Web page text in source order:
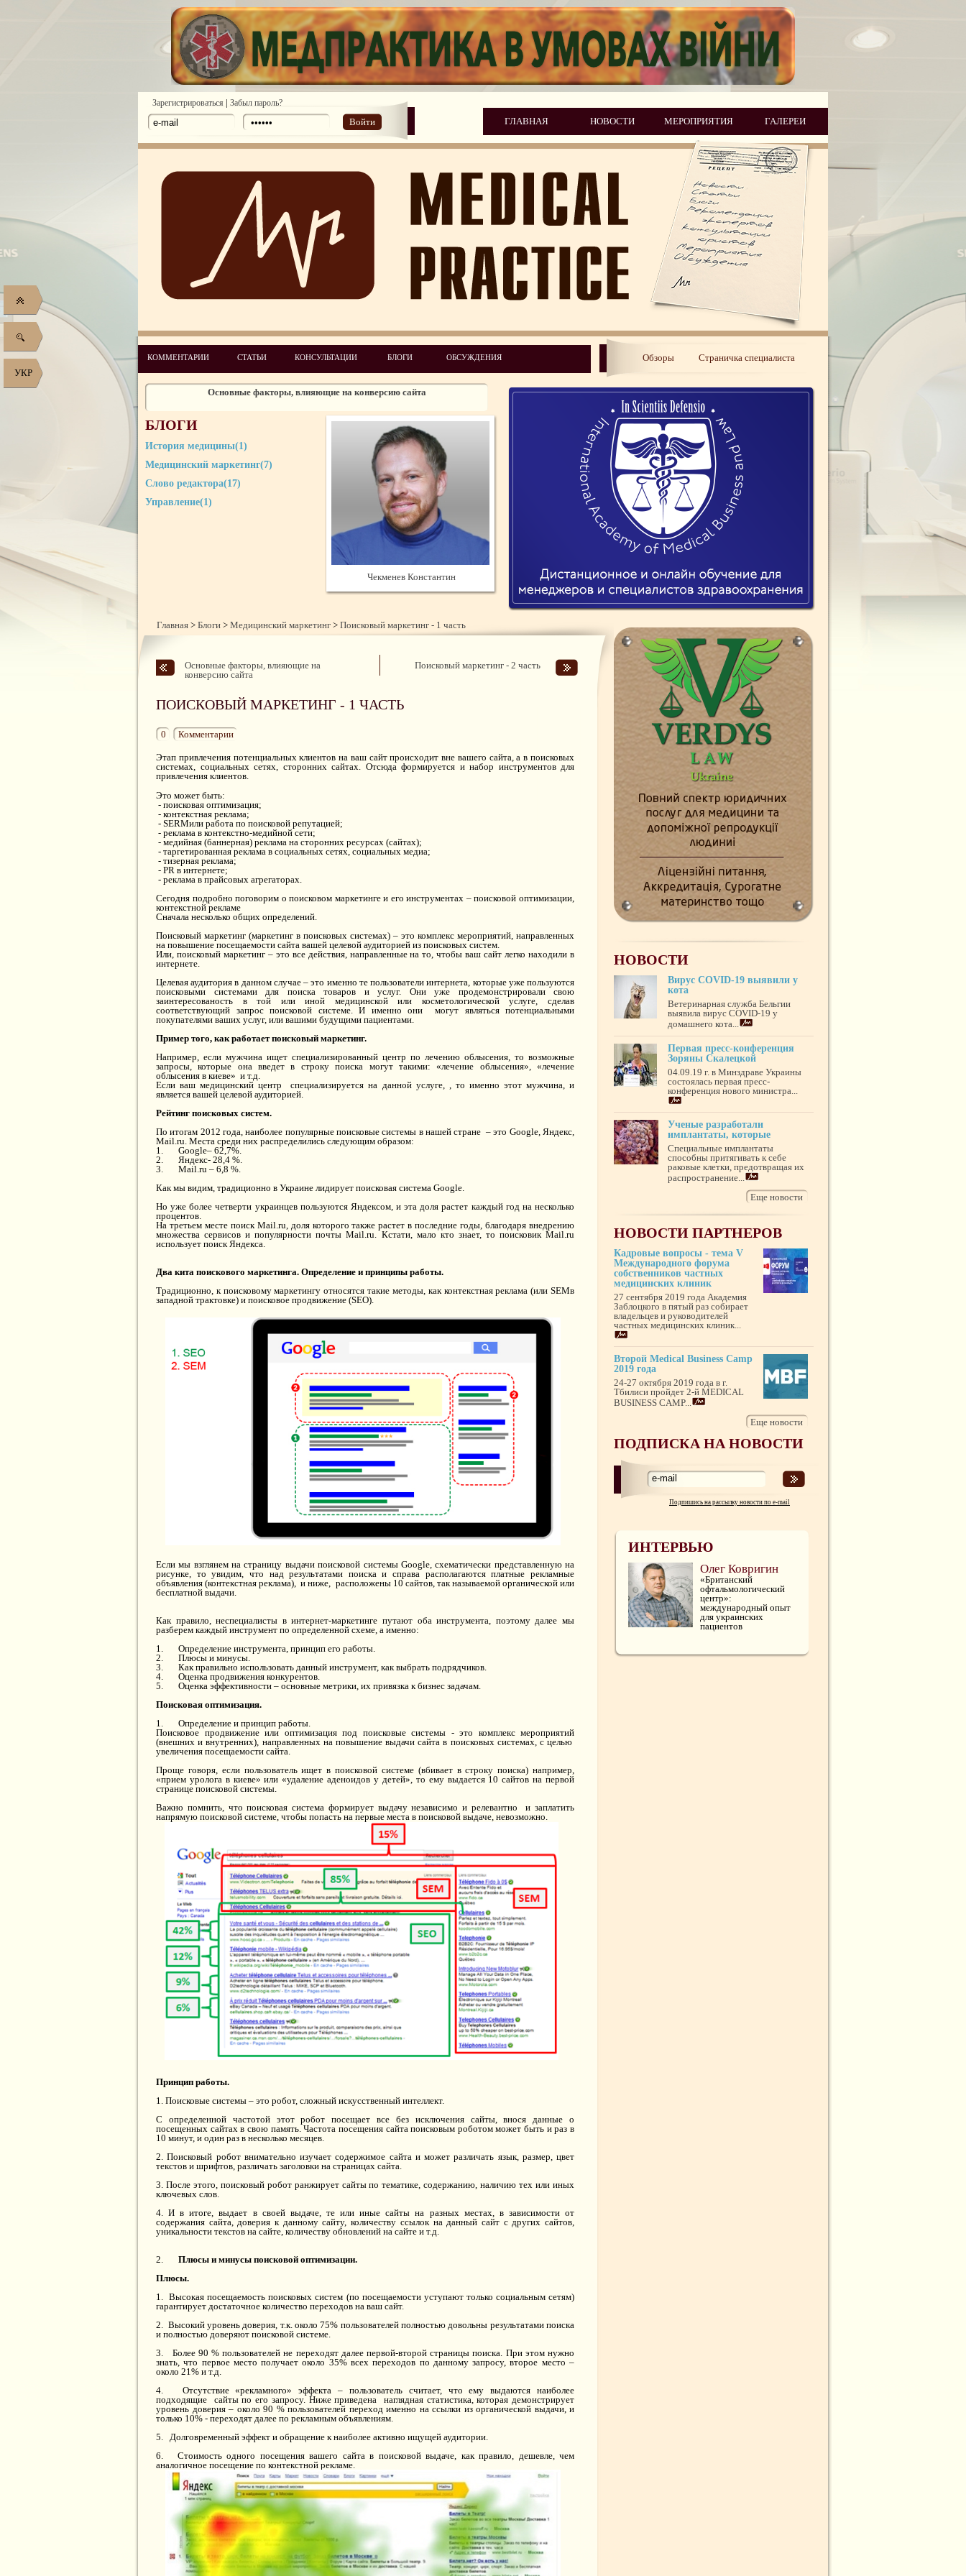
УКР
Зарегистрироваться | Забыл пароль?
Войти ГЛАВНАЯ НОВОСТИ МЕРОПРИЯТИЯ ГАЛЕРЕИ
КОММЕНТАРИИ СТАТЬИ КОНСУЛЬТАЦИИ БЛОГИ ОБСУЖДЕНИЯ Обзоры Страничка специалиста
Основные факторы, влияющие на конверсию сайта
Поисковый маркетинг - 2 часть
Разработка медицинского сайта: у кого заказывать, на что обратить внимание
Структура медицинского сайта, этап прототипирования и требования к главной
БЛОГИ
История медицины(1)
Медицинский маркетинг(7)
Слово редактора(17)
Управление(1)
Чекменев Константин
Главная > Блоги > Медицинский маркетинг > Поисковый маркетинг - 1 часть
Основные факторы, влияющие на
конверсию сайта
Поисковый маркетинг - 2 часть
ПОИСКОВЫЙ МАРКЕТИНГ - 1 ЧАСТЬ
0 Комментарии
Этап привлечения потенциальных клиентов на ваш сайт происходит вне вашего сайта, а в поисковых
системах, социальных сетях, сторонних сайтах. Отсюда формируется и набор инструментов для
привлечения клиентов.
Это может быть:
- поисковая оптимизация;
- контекстная реклама;
- SERMили работа по поисковой репутацией;
- реклама в контекстно-медийной сети;
- медийная (баннерная) реклама на сторонних ресурсах (сайтах);
- таргетированная реклама в социальных сетях, социальных медиа;
- тизерная реклама;
- PR в интернете;
- реклама в прайсовых агрегаторах.
Сегодня подробно поговорим о поисковом маркетинге и его инструментах – поисковой оптимизации,
контекстной рекламе
Сначала несколько общих определений.
Поисковый маркетинг (маркетинг в поисковых системах) – это комплекс мероприятий, направленных
на повышение посещаемости сайта вашей целевой аудиторией из поисковых систем.
Или, поисковый маркетинг – это все действия, направленные на то, чтобы ваш сайт легко находили в
интернете.
Целевая аудитория в данном случае – это именно те пользователи интернета, которые уже пользуются
поисковыми системами для поиска товаров и услуг. Они уже продемонстрировали свою
заинтересованость в той или иной медицинской или косметологической услуге, сделав
соответствующий запрос поисковой системе. И именно они могут являться потенциальными
покупателями ваших услуг, или вашими будущими пациентами.
Пример того, как работает поисковый маркетинг.
Например, если мужчина ищет специализированный центр по лечению облысения, то возможные
запросы, которые она введет в строку поиска могут такими: «лечение облысения», «лечение
облысения в киеве» и т.д.
Если ваш медицинский центр специализируется на данной услуге, , то именно этот мужчина, и
является вашей целевой аудиторией.
Рейтинг поисковых систем.
По итогам 2012 года, наиболее популярные поисковые системы в нашей стране – это Google, Яндекс,
Mail.ru. Места среди них распределились следующим образом:
1. Google– 62,7%.
2. Яндекс- 28,4 %.
3. Mail.ru – 6,8 %.
Как мы видим, традиционно в Украине лидирует поисковая система Google.
Но уже более четверти украинцев пользуются Яндексом, и эта доля растет каждый год на несколько
процентов.
На третьем месте поиск Mail.ru, доля которого также растет в последние годы, благодаря внедрению
множества сервисов и популярности почты Mail.ru. Кстати, мало кто знает, то поисковик Mail.ru
использует поиск Яндекса.
Два кита поискового маркетинга. Определение и принципы работы.
Традиционно, к поисковому маркетингу относятся такие методы, как контекстная реклама (или SEMв
западной трактовке) и поисковое продвижение (SEO).
Если мы взглянем на страницу выдачи поисковой системы Google, схематически представленную на
рисунке, то увидим, что над результатами поиска и справа располагаются платные рекламные
объявления (контекстная реклама), и ниже, расположены 10 сайтов, так называемой органической или
бесплатной выдачи.
Как правило, неспециалисты в интернет-маркетинге путают оба инструмента, поэтому далее мы
разберем каждый инструмент по определенной схеме, а именно:
1. Определение инструмента, принцип его работы.
2. Плюсы и минусы.
3. Как правильно использовать данный инструмент, как выбрать подрядчиков.
4. Оценка продвижения конкурентов.
5. Оценка эффективности – основные метрики, их привязка к бизнес задачам.
Поисковая оптимизация.
1. Определение и принцип работы.
Поисковое продвижение или оптимизация под поисковые системы - это комплекс мероприятий
(внешних и внутренних), направленных на повышение выдачи сайта в поисковых системах, с целью
увеличения посещаемости сайта.
Проще говоря, если пользователь ищет в поисковой системе (вбивает в строку поиска) например,
«прием уролога в киеве» или «удаление аденоидов у детей», то ему выдается 10 сайтов на первой
странице поисковой системы.
Важно помнить, что поисковая система формирует выдачу независимо и релевантно и заплатить
напрямую поисковой системе, чтобы попасть на первые места в поисковой выдаче, невозможно.
Принцип работы.
1. Поисковые системы – это робот, сложный искусственный интеллект.
С определенной частотой этот робот посещает все без исключения сайты, внося данные о
посещенных сайтах в свою память. Частота посещения сайта поисковым роботом может быть и раз в
10 минут, и один раз в несколько месяцев.
2. Поисковый робот внимательно изучает содержимое сайта и может различать язык, размер, цвет
текстов и шрифтов, различать заголовки на страницах сайта.
3. После этого, поисковый робот ранжирует сайты по тематике, содержанию, наличию тех или иных
ключевых слов.
4. И в итоге, выдает в своей выдаче, те или иные сайты на разных местах, в зависимости от
содержания сайта, доверия к данному сайту, количеству ссылок на данный сайт с других сайтов,
уникальности текстов на сайте, количеству обновлений на сайте и т.д.
2.
Плюсы и минусы поисковой оптимизации.
Плюсы.
1. Высокая посещаемость поисковых систем (по посещаемости уступают только социальным сетям)
гарантирует достаточное количество переходов на ваш сайт.
2. Высокий уровень доверия, т.к. около 75% пользователей полностью довольны результатами поиска
и полностью доверяют поисковой системе.
3. Более 90 % пользователей не переходят далее первой-второй страницы поиска. При этом нужно
знать, что первое место получает около 35% всех переходов по данному запросу, второе место –
около 21% и т.д.
4. Отсутствие «рекламного» эффекта – пользователь считает, что ему выдаются наиболее
подходящие сайты по его запросу. Ниже приведена наглядная статистика, которая демонстрирует
уровень доверия – около 90 % пользователей переход именно на ссылки из органической выдачи, и
только 10% - переходят далее по рекламным объявлениям.
5. Долговременный эффект и обращение к наиболее активно ищущей аудитории.
6. Стоимость одного посещения вашего сайта в поисковой выдаче, как правило, дешевле, чем
аналогичное посещение по контекстной рекламе.
НОВОСТИ
Вирус COVID-19 выявили у
кота
Ветеринарная служба Бельгии
выявила вирус COVID-19 у
домашнего кота...
Первая пресс-конференция
Зоряны Скалецкой
04.09.19 г. в Минздраве Украины
состоялась первая пресс-
конференция нового министра...
Ученые разработали
имплантаты, которые
Специальные имплантаты
способны притягивать к себе
раковые клетки, предотвращая их
распространение...
Еще новости
НОВОСТИ ПАРТНЕРОВ
Кадровые вопросы - тема V
Международного форума
собственников частных
медицинских клиник
27 сентября 2019 года Академия
Заблоцкого в пятый раз собирает
владельцев и руководителей
частных медицинских клиник...
Второй Medical Business Camp
2019 года
24-27 октября 2019 года в г.
Тбилиси пройдет 2-й MEDICAL
BUSINESS CAMP...
Еще новости
ПОДПИСКА НА НОВОСТИ
Подпишись на рассылку новости по e-mail
ИНТЕРВЬЮ
Олег Ковригин
«Британский
офтальмологический
центр»:
международный опыт
для украинских
пациентов